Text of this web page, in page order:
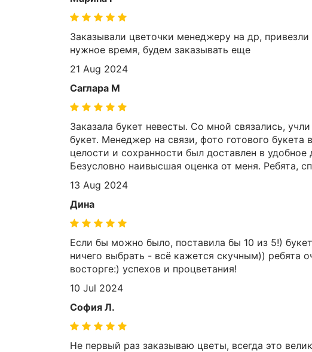
Заказывали цветочки менеджеру на др,
нужное время, будем заказывать еще
21 Aug 2024
Саглара М
Заказала букет невесты. Со мной связались,
букет. Менеджер на связи, фото готового
целости и сохранности был доставлен в
Безусловно наивысшая оценка от меня. Ребята,
13 Aug 2024
Дина
Если бы можно было, поставила бы 10 из 5!)
ничего выбрать - всё кажется скучным)) ребята
восторге:) успехов и процветания!
10 Jul 2024
София Л.
Не первый раз заказываю цветы, всегда это